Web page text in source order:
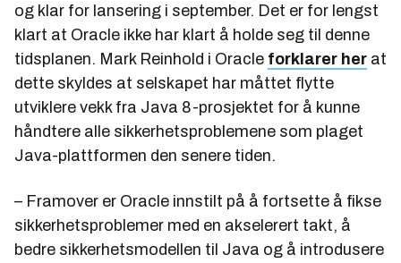
og klar for lansering i september. Det er for lengst
klart at Oracle ikke har klart å holde seg til denne
tidsplanen. Mark Reinhold i Oracle forklarer her at
dette skyldes at selskapet har måttet flytte
utviklere vekk fra Java 8-prosjektet for å kunne
håndtere alle sikkerhetsproblemene som plaget
Java-plattformen den senere tiden.
– Framover er Oracle innstilt på å fortsette å fikse
sikkerhetsproblemer med en akselerert takt, å
bedre sikkerhetsmodellen til Java og å introdusere